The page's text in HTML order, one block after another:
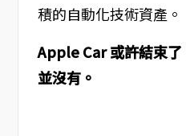
積的自動化技術資產。
Apple Car 或許結束
並沒有。